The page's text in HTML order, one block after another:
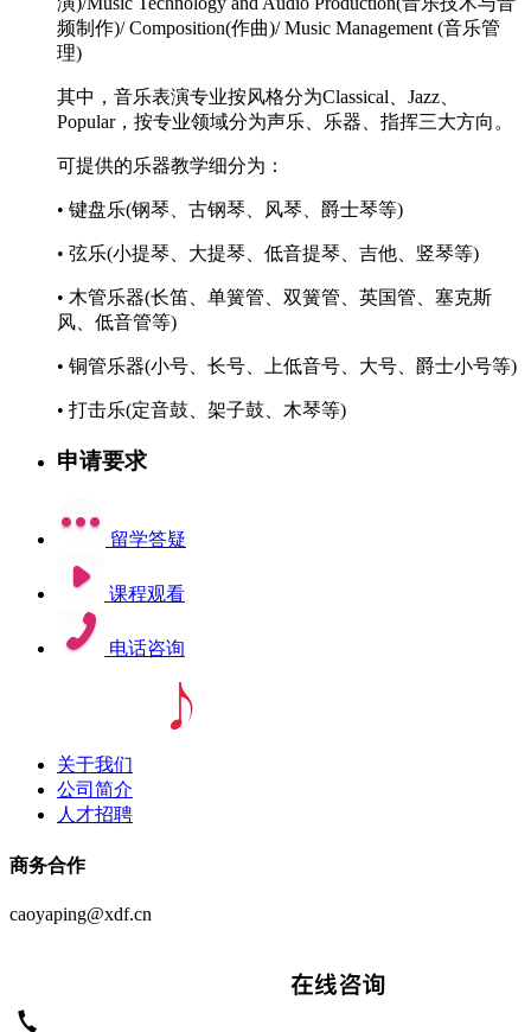
频制作)/ Composition(作曲)/ Music Management (音乐管
理)
其中，音乐表演专业按风格分为Classical、Jazz、
Popular，按专业领域分为声乐、乐器、指挥三大方向。
可提供的乐器教学细分为：
• 键盘乐(钢琴、古钢琴、风琴、爵士琴等)
• 弦乐(小提琴、大提琴、低音提琴、吉他、竖琴等)
• 木管乐器(长笛、单簧管、双簧管、英国管、塞克斯
风、低音管等)
• 铜管乐器(小号、长号、上低音号、大号、爵士小号等)
• 打击乐(定音鼓、架子鼓、木琴等)
申请要求
留学答疑
课程观看
电话咨询
关于我们
公司简介
人才招聘
商务合作
caoyaping@xdf.cn